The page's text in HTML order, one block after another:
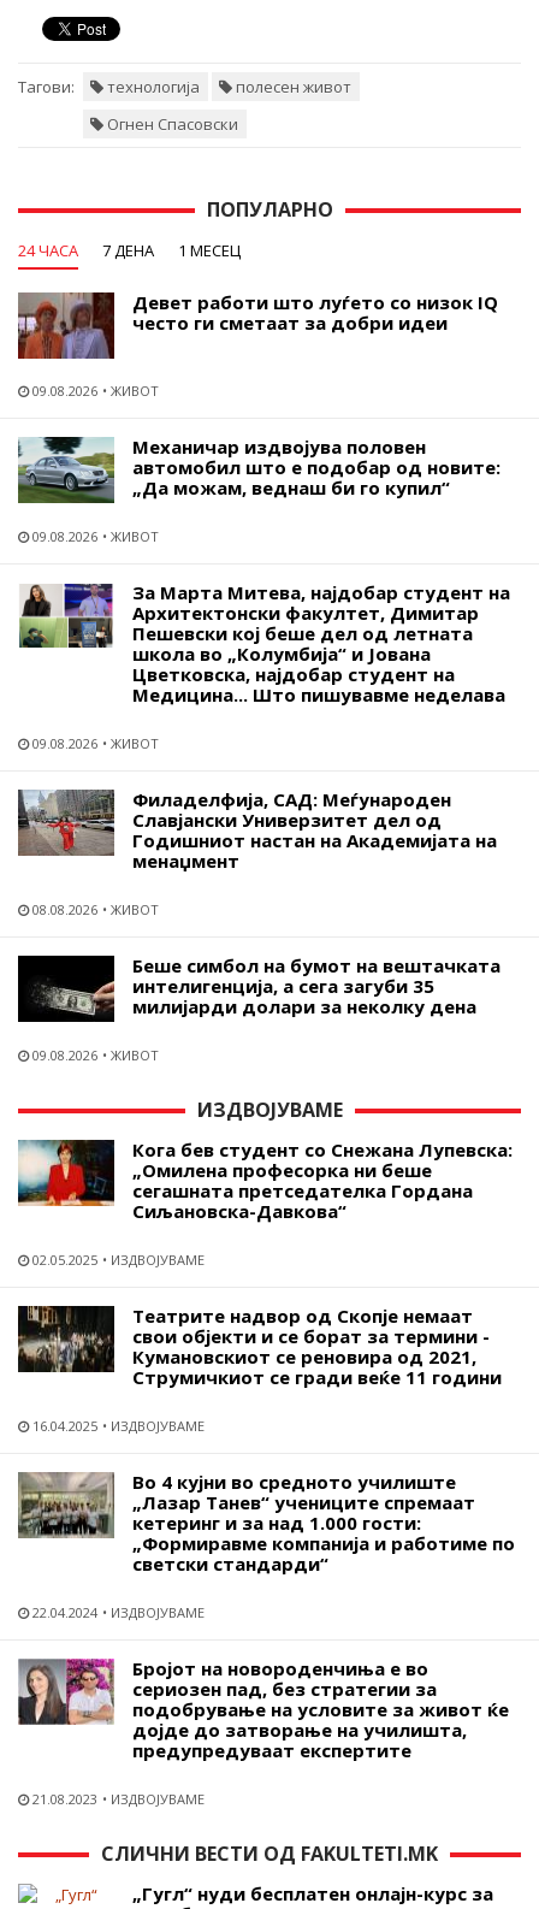
Тагови: технологија
полесен живот
Огнен Спасовски
ПОПУЛАРНО
24 ЧАСА 7 ДЕНА 1 МЕСЕЦ
Девет работи што луѓето со низок IQ
често ги сметаат за добри идеи
09.08.2026 ЖИВОТ
Механичар издвојува половен
автомобил што е подобар од новите:
„Да можам, веднаш би го купил“
09.08.2026 ЖИВОТ
За Марта Митева, најдобар студент на
Архитектонски факултет, Димитар
Пешевски кој беше дел од летната
школа во „Колумбија“ и Јована
Цветковска, најдобар студент на
Медицина... Што пишувавме неделава
09.08.2026 ЖИВОТ
Филаделфија, САД: Меѓународен
Славјански Универзитет дел од
Годишниот настан на Академијата на
менаџмент
08.08.2026 ЖИВОТ
Беше симбол на бумот на вештачката
интелигенција, а сега загуби 35
милијарди долари за неколку дена
09.08.2026 ЖИВОТ
ИЗДВОЈУВАМЕ
Кога бев студент со Снежана Лупевска:
„Омилена професорка ни беше
сегашната претседателка Гордана
Сиљановска-Давкова“
02.05.2025 ИЗДВОЈУВАМЕ
Театрите надвор од Скопје немаат
свои објекти и се борат за термини -
Кумановскиот се реновира од 2021,
Струмичкиот се гради веќе 11 години
16.04.2025 ИЗДВОЈУВАМЕ
Во 4 кујни во средното училиште
„Лазар Танев“ учениците спремаат
кетеринг и за над 1.000 гости:
„Формиравме компанија и работиме по
светски стандарди“
22.04.2024 ИЗДВОЈУВАМЕ
Бројот на новороденчиња е во
сериозен пад, без стратегии за
подобрување на условите за живот ќе
дојде до затворање на училишта,
предупредуваат експертите
21.08.2023 ИЗДВОЈУВАМЕ
СЛИЧНИ ВЕСТИ ОД FAKULTETI.MK
„Гугл“ нуди бесплатен онлајн-курс за